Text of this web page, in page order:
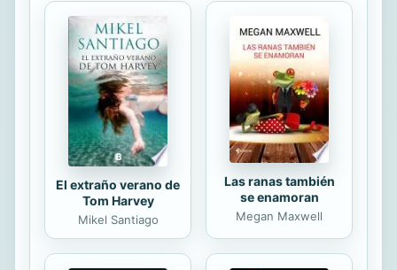
como este pueblo ha luchado por
vivir el Evangelio en las situaciones
concretas de su propia vida, durante
mas de dos mil anos. Desde esta
perspectiva, si permanecemos en la
Iglesia, si somos la Iglesia, entonces
se...
El extraño verano de
Tom Harvey
Mikel Santiago
Las ranas también
se enamoran
Megan Maxwell